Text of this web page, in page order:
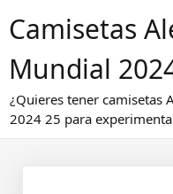
alCamisetas
Mundial
¿Quieres tener camisetas
2024 25 para